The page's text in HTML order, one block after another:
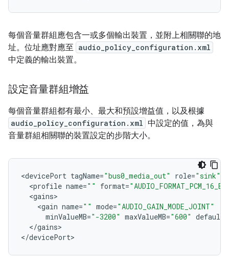
每個音量群組應包含一或多個輸出裝置，並附上相關聯的地
址。位址應對應至 audio_policy_configuration.xml
中定義的輸出裝置。
設定音量群組增益
每個音量群組都有最小、最大和預設增益值，以及根據
audio_policy_configuration.xml 中設定的值，為與
音量群組相關聯的裝置設定的步階大小。
<devicePort tagName="bus0_media_out" role="sink"
<profile name="" format=
<gains
<gain name="" mode="AUDIO_GAIN_MODE_JOINT"
minValueMB="-3200" maxValueMB="600"
</gains>
</devicePort